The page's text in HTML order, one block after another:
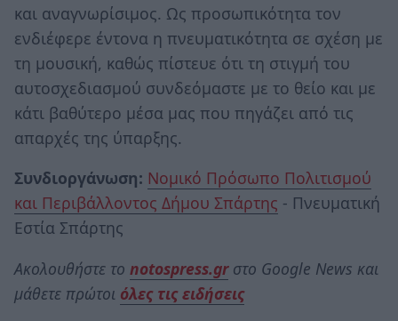
και αναγνωρίσιμος. Ως προσωπικότητα τον
ενδιέφερε έντονα η πνευματικότητα σε σχέση με
τη μουσική, καθώς πίστευε ότι τη στιγμή του
αυτοσχεδιασμού συνδεόμαστε με το θείο και με
κάτι βαθύτερο μέσα μας που πηγάζει από τις
απαρχές της ύπαρξης.
Συνδιοργάνωση: Νομικό Πρόσωπο Πολιτισμού
και Περιβάλλοντος Δήμου Σπάρτης - Πνευματική
Εστία Σπάρτης
Ακολουθήστε το notospress.grστο Google News και
μάθετε πρώτοι όλες τις ειδήσεις